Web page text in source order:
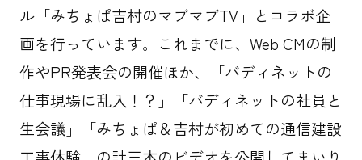
ル「みちょぱ吉村のマブマブTV」とコラボ企
画を行っています。これまでに、Web CMの制
作やPR発表会の開催ほか、「バディネットの
仕事現場に乱入！？」「バディネットの社員と
生会議」「みちょぱ＆吉村が初めての通信建設